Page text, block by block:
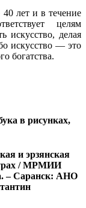
40 лет и в течение
целям
искусство, делая
искусство — это
богатства.
в рисунках,
и эрзянская
/ МРМИИ
– Саранск: АНО